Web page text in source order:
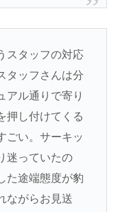
スタッフの対応
タッフさんは分
アル通りで寄り
押し付けてくる
ごい。サーキッ
迷っていたの
た途端態度が豹
ながらお見送